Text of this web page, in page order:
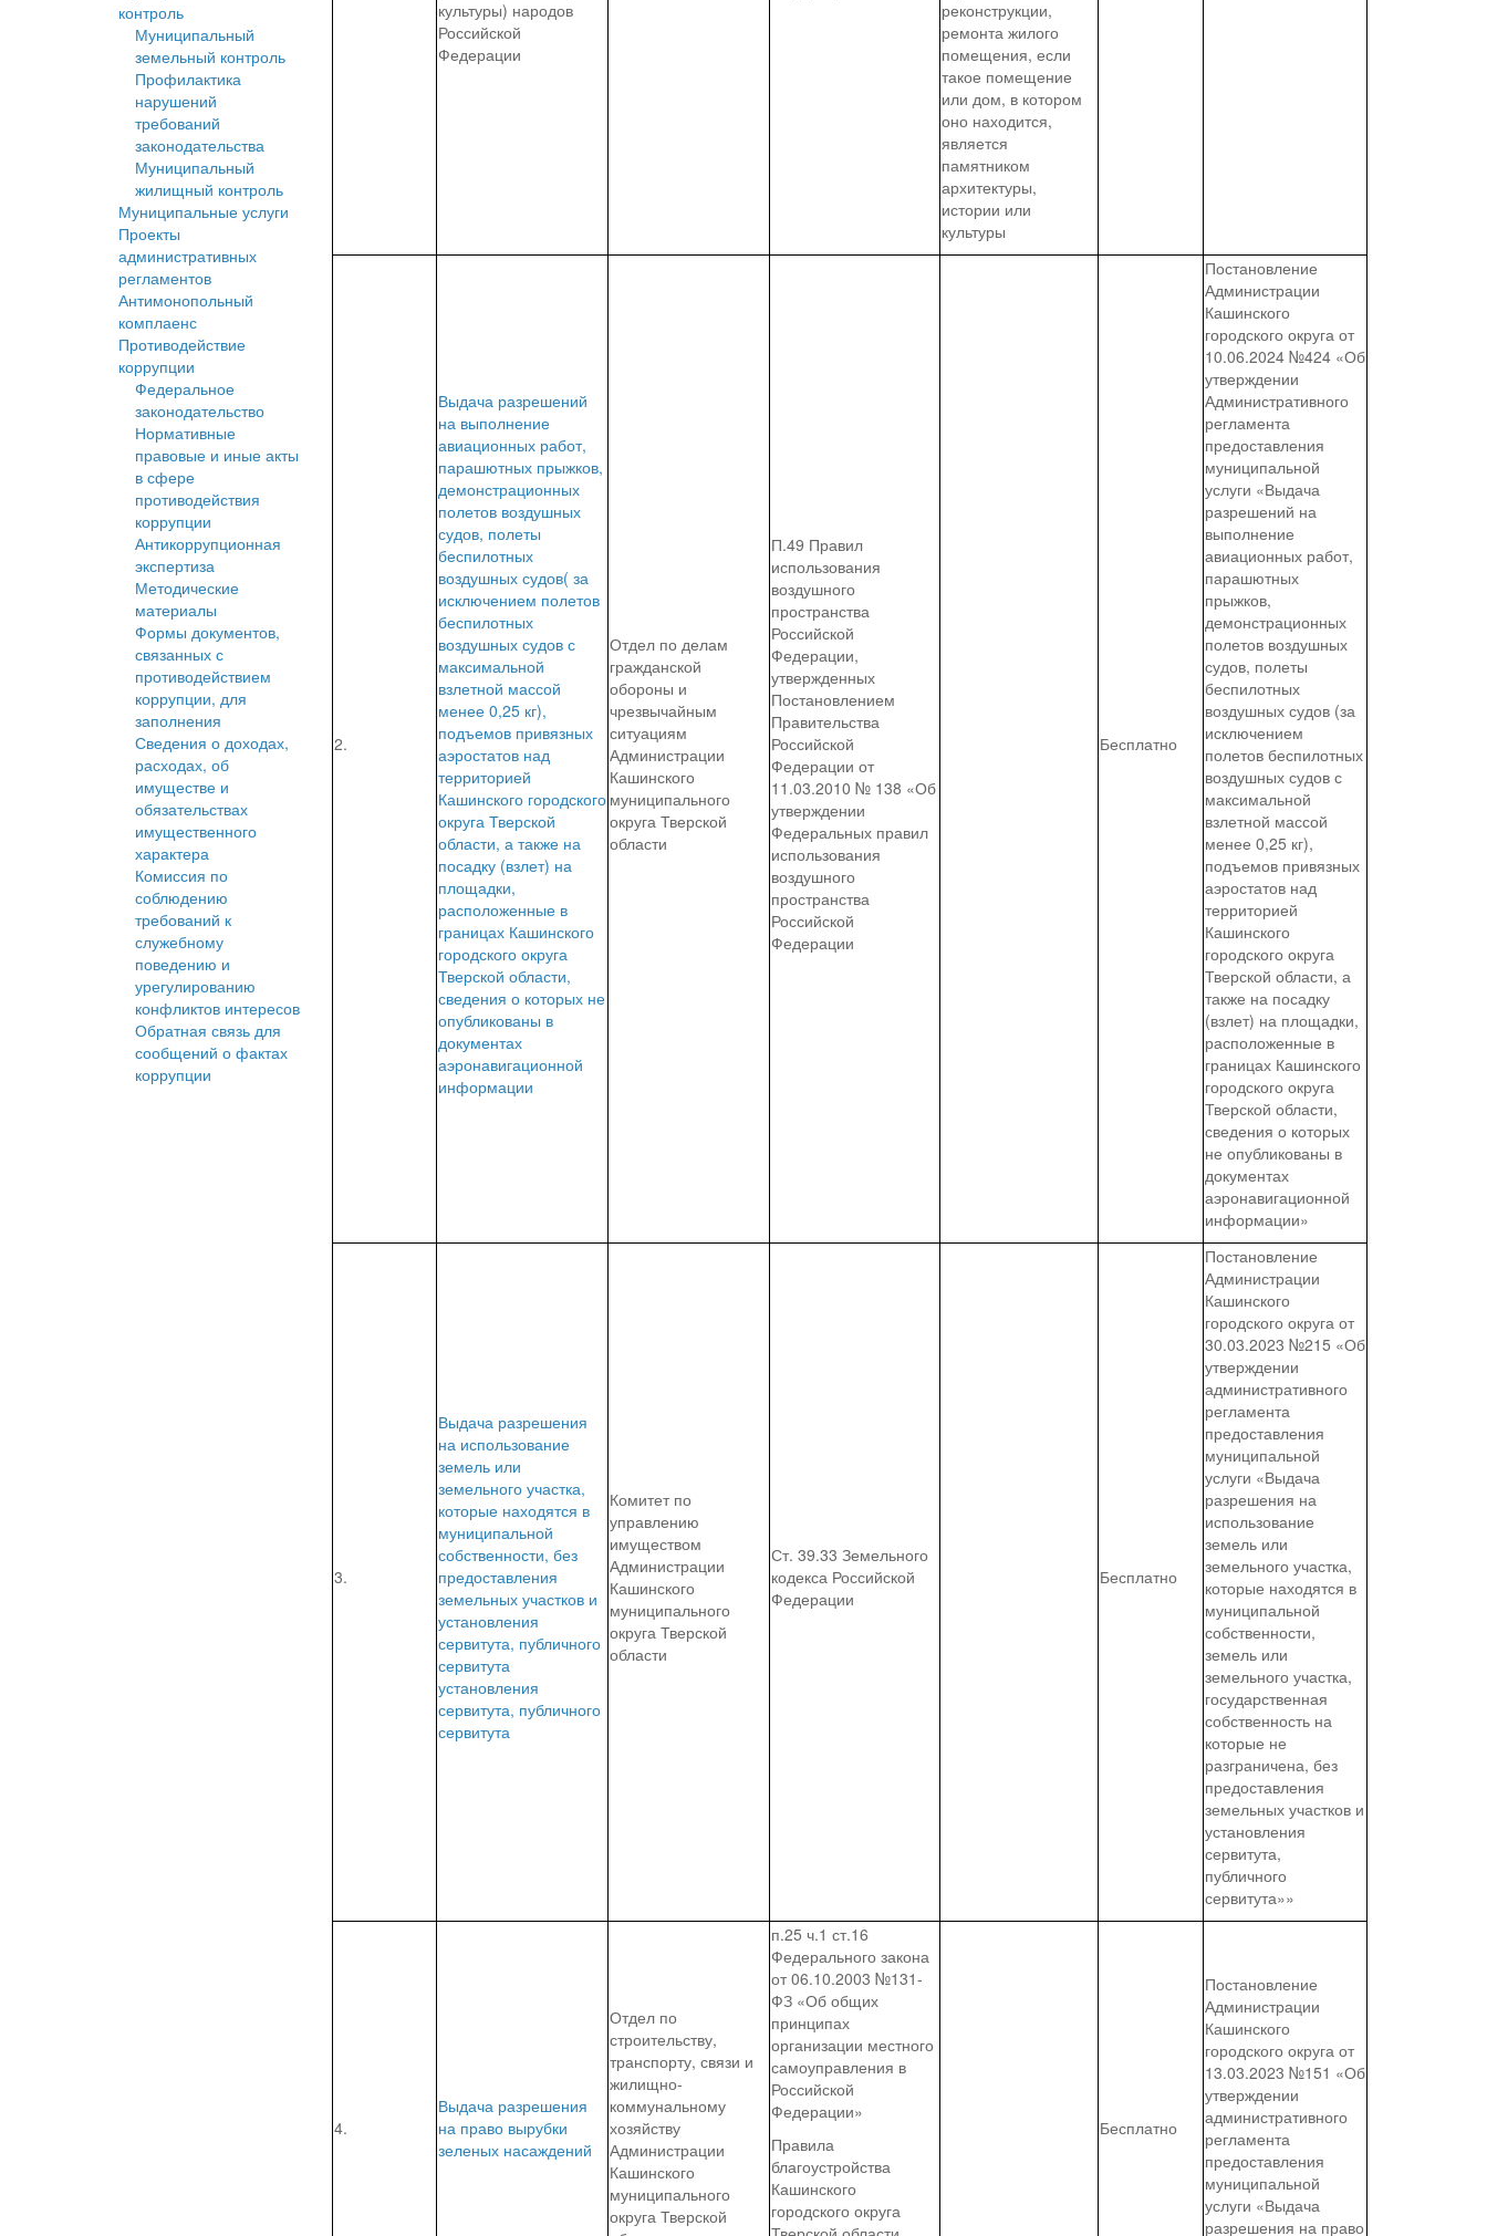
контроль
Муниципальный
земельный контроль
Профилактика
нарушений
требований
законодательства
Муниципальный
жилищный контроль
Муниципальные услуги
Проекты
административных
регламентов
Антимонопольный
комплаенс
Противодействие
коррупции
Федеральное
законодательство
Нормативные
правовые и иные акты
в сфере
противодействия
коррупции
Антикоррупционная
экспертиза
Методические
материалы
Формы документов,
связанных с
противодействием
коррупции, для
заполнения
Сведения о доходах,
расходах, об
имуществе и
обязательствах
имущественного
характера
Комиссия по
соблюдению
требований к
служебному
поведению и
урегулированию
конфликтов интересов
Обратная связь для
сообщений о фактах
коррупции
культуры) народов
Российской
Федерации
реконструкции,
ремонта жилого
помещения, если
такое помещение
или дом, в котором
оно находится,
является
памятником
архитектуры,
истории или
культуры
2.
Выдача разрешений
на выполнение
авиационных работ,
парашютных прыжков,
демонстрационных
полетов воздушных
судов, полеты
беспилотных
воздушных судов( за
исключением полетов
беспилотных
воздушных судов с
максимальной
взлетной массой
менее 0,25 кг),
подъемов привязных
аэростатов над
территорией
Кашинского городского
округа Тверской
области, а также на
посадку (взлет) на
площадки,
расположенные в
границах Кашинского
городского округа
Тверской области,
сведения о которых не
опубликованы в
документах
аэронавигационной
информации
Отдел по делам
гражданской
обороны и
чрезвычайным
ситуациям
Администрации
Кашинского
муниципального
округа Тверской
области
П.49 Правил
использования
воздушного
пространства
Российской
Федерации,
утвержденных
Постановлением
Правительства
Российской
Федерации от
11.03.2010 № 138 «Об
утверждении
Федеральных правил
использования
воздушного
пространства
Российской
Федерации
Бесплатно
Постановление
Администрации
Кашинского
городского округа от
10.06.2024 №424 «Об
утверждении
Административного
регламента
предоставления
муниципальной
услуги «Выдача
разрешений на
выполнение
авиационных работ,
парашютных
прыжков,
демонстрационных
полетов воздушных
судов, полеты
беспилотных
воздушных судов (за
исключением
полетов беспилотных
воздушных судов с
максимальной
взлетной массой
менее 0,25 кг),
подъемов привязных
аэростатов над
территорией
Кашинского
городского округа
Тверской области, а
также на посадку
(взлет) на площадки,
расположенные в
границах Кашинского
городского округа
Тверской области,
сведения о которых
не опубликованы в
документах
аэронавигационной
информации»
3.
Выдача разрешения
на использование
земель или
земельного участка,
которые находятся в
муниципальной
собственности, без
предоставления
земельных участков и
установления
сервитута, публичного
сервитута
установления
сервитута, публичного
сервитута
Комитет по
управлению
имуществом
Администрации
Кашинского
муниципального
округа Тверской
области
Ст. 39.33 Земельного
кодекса Российской
Федерации
Бесплатно
Постановление
Администрации
Кашинского
городского округа от
30.03.2023 №215 «Об
утверждении
административного
регламента
предоставления
муниципальной
услуги «Выдача
разрешения на
использование
земель или
земельного участка,
которые находятся в
муниципальной
собственности,
земель или
земельного участка,
государственная
собственность на
которые не
разграничена, без
предоставления
земельных участков и
установления
сервитута,
публичного
сервитута»»
4.
Выдача разрешения
на право вырубки
зеленых насаждений
Отдел по
строительству,
транспорту, связи и
жилищно-
коммунальному
хозяйству
Администрации
Кашинского
муниципального
округа Тверской
п.25 ч.1 ст.16
Федерального закона
от 06.10.2003 №131-
ФЗ «Об общих
принципах
организации местного
самоуправления в
Российской
Федерации»
Правила
благоустройства
Кашинского
городского округа
Бесплатно
Постановление
Администрации
Кашинского
городского округа от
13.03.2023 №151 «Об
утверждении
административного
регламента
предоставления
муниципальной
услуги «Выдача
разрешения на право